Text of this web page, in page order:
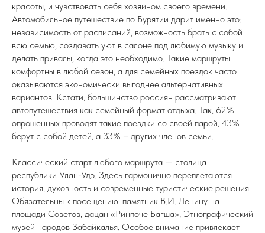
красоты, и чувствовать себя хозяином своего времени.
Автомобильное путешествие по Бурятии дарит именно это:
независимость от расписаний, возможность брать с собой
всю семью, создавать уют в салоне под любимую музыку и
делать привалы, когда это необходимо. Такие маршруты
комфортны в любой сезон, а для семейных поездок часто
оказываются экономически выгоднее альтернативных
вариантов. Кстати, большинство россиян рассматривают
автопутешествия как семейный формат отдыха. Так, 62%
опрошенных проводят такие поездки со своей парой, 43%
берут с собой детей, а 33% – других членов семьи.
Классический старт любого маршрута — столица
республики Улан-Удэ. Здесь гармонично переплетаются
история, духовность и современные туристические решения.
Обязательны к посещению: памятник В.И. Ленину на
площади Советов, дацан «Ринпоче Багша», Этнографический
музей народов Забайкалья. Особое внимание привлекает